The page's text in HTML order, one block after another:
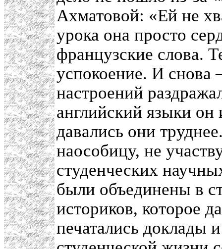
Ахматовой: «Ей не
урока она просто
французские слова.
успокоение. И снова
настроений
английский языки он
давались они
наособицу, не
студенческих
были объединены в
историков, которое
печатались доклады